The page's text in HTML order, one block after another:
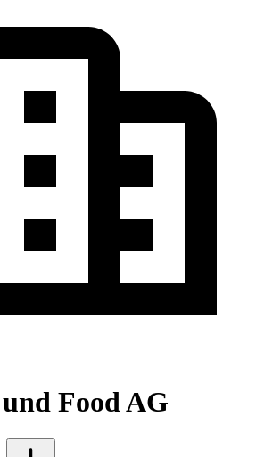
Food AG